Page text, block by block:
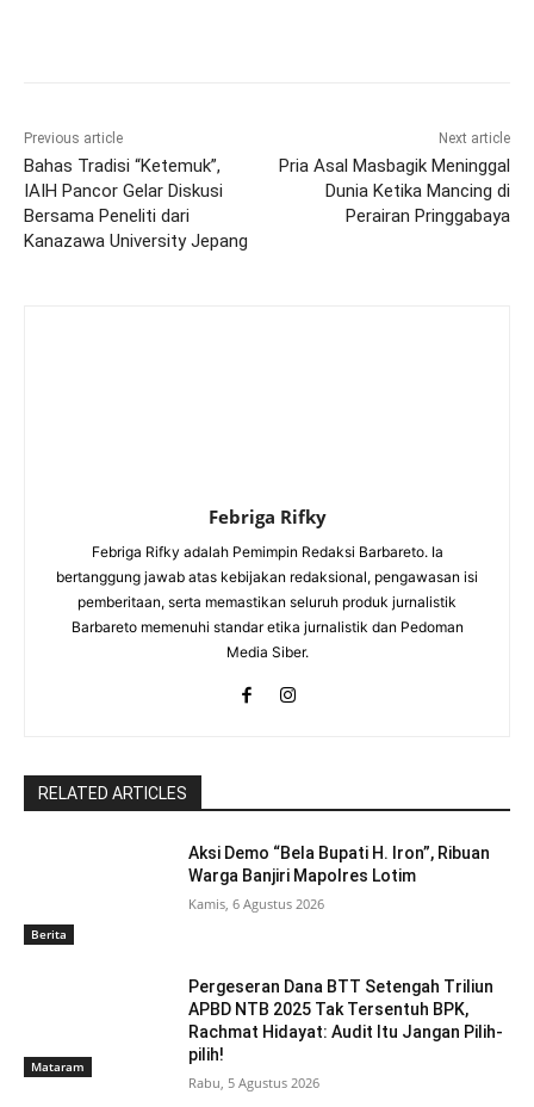
Previous article
Bahas Tradisi “Ketemuk”,
IAIH Pancor Gelar Diskusi
Bersama Peneliti dari
Kanazawa University Jepang
Next article
Pria Asal Masbagik Meninggal
Dunia Ketika Mancing di
Perairan Pringgabaya
Febriga Rifky
Febriga Rifky adalah Pemimpin Redaksi Barbareto. Ia
bertanggung jawab atas kebijakan redaksional, pengawasan isi
pemberitaan, serta memastikan seluruh produk jurnalistik
Barbareto memenuhi standar etika jurnalistik dan Pedoman
Media Siber.
RELATED ARTICLES
Berita
Aksi Demo “Bela Bupati H. Iron”, Ribuan
Warga Banjiri Mapolres Lotim
Kamis, 6 Agustus 2026
Mataram
Pergeseran Dana BTT Setengah Triliun
APBD NTB 2025 Tak Tersentuh BPK,
Rachmat Hidayat: Audit Itu Jangan Pilih-
pilih!
Rabu, 5 Agustus 2026